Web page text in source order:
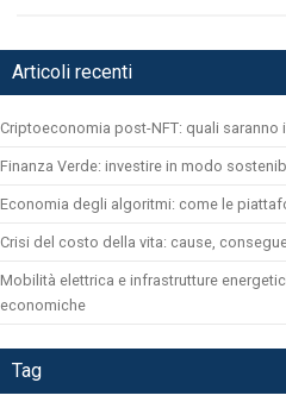
Articoli recenti
Criptoeconomia post-NFT: quali
Finanza Verde: investire in modo
Economia degli algoritmi: come le
Crisi del costo della vita: cause,
Mobilità elettrica e infrastrutture
economiche
Tag